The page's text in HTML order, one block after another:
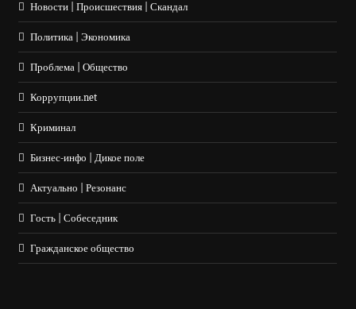
Новости | Происшествия | Скандал
Политика | Экономика
Проблема | Общество
Коррупции.net
Криминал
Бизнес-инфо | Дикое поле
Актуально | Резонанс
Гость | Собеседник
Гражданское общество